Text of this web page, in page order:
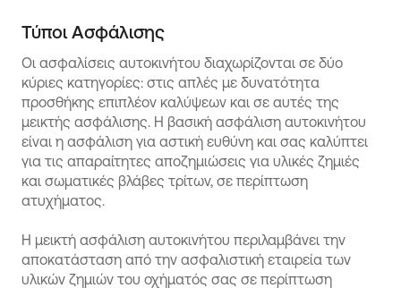
Τύποι Ασφάλισης
Οι ασφαλίσεις αυτοκινήτου διαχωρίζονται σε δύο
κύριες κατηγορίες: στις απλές με δυνατότητα
προσθήκης επιπλέον καλύψεων και σε αυτές της
μεικτής ασφάλισης. Η βασική ασφάλιση αυτοκινήτου
είναι η ασφάλιση για αστική ευθύνη και σας καλύπτει
για τις απαραίτητες αποζημιώσεις για υλικές ζημιές
και σωματικές βλάβες τρίτων, σε περίπτωση
ατυχήματος.
Η μεικτή ασφάλιση αυτοκινήτου περιλαμβάνει την
αποκατάσταση από την ασφαλιστική εταιρεία των
υλικών ζημιών του οχήματός σας σε περίπτωση